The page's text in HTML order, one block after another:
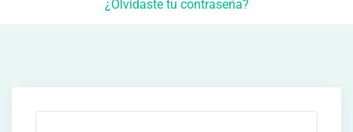
¿Olvidaste tu contraseña?